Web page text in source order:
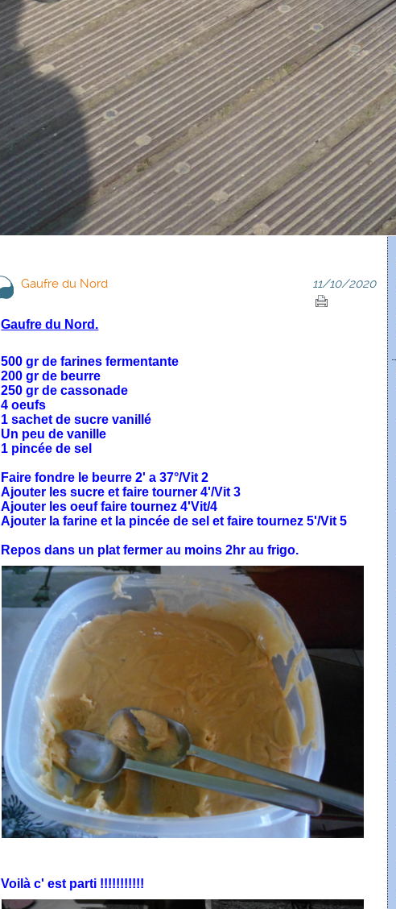
Gaufre du Nord 11/10/2020
Gaufre du Nord.
500 gr de farines fermentante
200 gr de beurre
250 gr de cassonade
4 oeufs
1 sachet de sucre vanillé
Un peu de vanille
1 pincée de sel
Faire fondre le beurre 2' a 37°/Vit 2
Ajouter les sucre et faire tourner 4'/Vit 3
Ajouter les oeuf faire tournez 4'Vit/4
Ajouter la farine et la pincée de sel et faire tournez 5'/Vit 5
Repos dans un plat fermer au moins 2hr au frigo.
Voilà c' est parti !!!!!!!!!!!